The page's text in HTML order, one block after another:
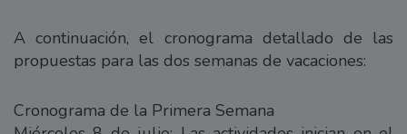
A continuación, el cronograma detallado de las
propuestas para las dos semanas de vacaciones:
Cronograma de la Primera Semana